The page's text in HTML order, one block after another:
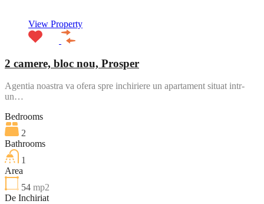
View Property
2 camere, bloc nou, Prosper
Agentia noastra va ofera spre inchiriere un apartament situat intr-
un…
Bedrooms
2
Bathrooms
1
Area
54 mp2
De Inchiriat